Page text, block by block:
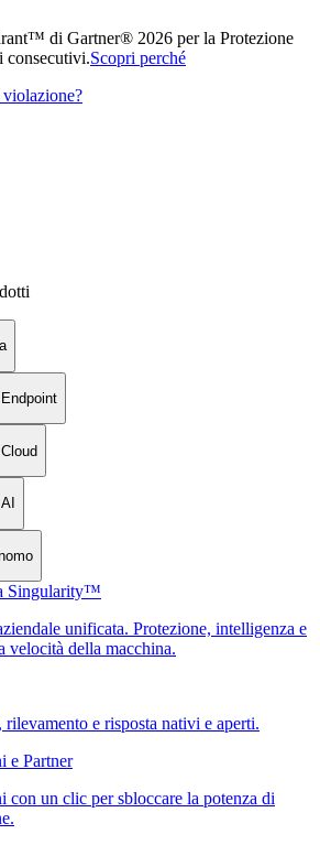
di Gartner® 2026 per la Protezione
consecutivi.Scopri perché
violazione?
Singularity™
unificata. Protezione, intelligenza e
velocità della macchina.
rilevamento e risposta nativi e aperti.
e Partner
con un clic per sbloccare la potenza di